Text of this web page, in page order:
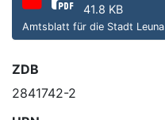
41.8 KB
Amtsblatt für die Stadt Leuna
ZDB
2841742-2